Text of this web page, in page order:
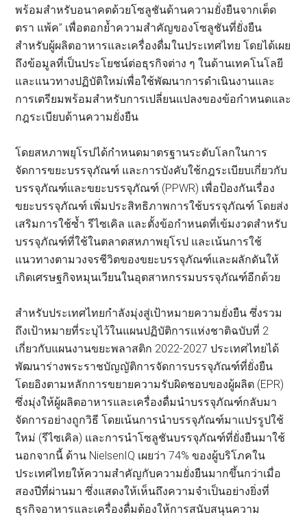
พร้อมสำหรับอนาคตด้วยโซลูชันด้านความยั่งยืนจากเต็ด
ตรา แพ้ค” เพื่อตอกย้ำความสำคัญของโซลูชันที่ยั่งยืน
สำหรับผู้ผลิตอาหารและเครื่องดื่มในประเทศไทย โดยได้เผย
ถึงข้อมูลที่เป็นประโยชน์ต่อธุรกิจต่าง ๆ ในด้านเทคโนโลยี
และแนวทางปฏิบัติใหม่เพื่อใช้พัฒนาการดำเนินงานและ
การเตรียมพร้อมสำหรับการเปลี่ยนแปลงของข้อกำหนดและ
กฎระเบียบด้านความยั่งยืน
โดยสหภาพยุโรปได้กำหนดมาตรฐานระดับโลกในการ
จัดการขยะบรรจุภัณฑ์ และการบังคับใช้กฎระเบียบเกี่ยวกับ
บรรจุภัณฑ์และขยะบรรจุภัณฑ์ (PPWR) เพื่อป้องกันเรื่อง
ขยะบรรจุภัณฑ์ เพิ่มประสิทธิภาพการใช้บรรจุภัณฑ์ โดยส่ง
เสริมการใช้ซ้ำ รีไซเคิล และตั้งข้อกำหนดที่เข้มงวดสำหรับ
บรรจุภัณฑ์ที่ใช้ในตลาดสหภาพยุโรป และเน้นการใช้
แนวทางตามวงจรชีวิตของขยะบรรจุภัณฑ์และผลักดันให้
เกิดเศรษฐกิจหมุนเวียนในอุตสาหกรรมบรรจุภัณฑ์อีกด้วย
สำหรับประเทศไทยกำลังมุ่งสู่เป้าหมายความยั่งยืน ซึ่งรวม
ถึงเป้าหมายที่ระบุไว้ในแผนปฏิบัติการแห่งชาติฉบับที่ 2
เกี่ยวกับแผนงานขยะพลาสติก 2022-2027 ประเทศไทยได้
พัฒนาร่างพระราชบัญญัติการจัดการบรรจุภัณฑ์ที่ยั่งยืน
โดยอิงตามหลักการขยายความรับผิดชอบของผู้ผลิต (EPR)
ซึ่งมุ่งให้ผู้ผลิตอาหารและเครื่องดื่มนำบรรจุภัณฑ์กลับมา
จัดการอย่างถูกวิธี โดยเน้นการนำบรรจุภัณฑ์มาแปรรูปใช้
ใหม่ (รีไซเคิล) และการนำโซลูชันบรรจุภัณฑ์ที่ยั่งยืนมาใช้
นอกจากนี้ ด้าน NielsenIQ เผยว่า 74% ของผู้บริโภคใน
ประเทศไทยให้ความสำคัญกับความยั่งยืนมากขึ้นกว่าเมื่อ
สองปีที่ผ่านมา ซึ่งแสดงให้เห็นถึงความจำเป็นอย่างยิ่งที่
ธุรกิจอาหารและเครื่องดื่มต้องให้การสนับสนุนความ